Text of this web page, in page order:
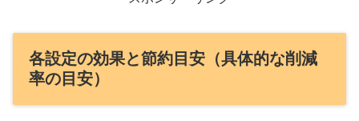
各設定の効果と節約目安（具体的な削減
率の目安）